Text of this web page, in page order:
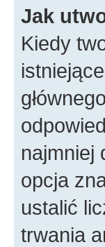
Jak
Kiedy
najmniej
opcja
ustalić
trwania